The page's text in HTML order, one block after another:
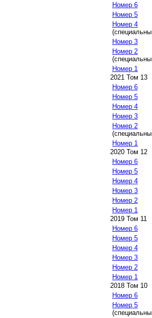
Номер 6
Номер 5
Номер 4
Номер 3
Номер 2
Номер 1
2021 Том 13
Номер 6
Номер 5
Номер 4
Номер 3
Номер 2
Номер 1
2020 Том 12
Номер 6
Номер 5
Номер 4
Номер 3
Номер 2
Номер 1
2019 Том 11
Номер 6
Номер 5
Номер 4
Номер 3
Номер 2
Номер 1
2018 Том 10
Номер 6
Номер 5